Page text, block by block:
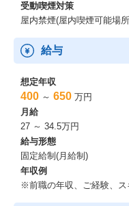
受動喫煙対策
屋内禁煙(屋内喫煙可能場
給与
想定年収
400 ～ 650 万円
月給
27 ～ 34.5万円
給与形態
固定給制(月給制)
年収例
※前職の年収、ご経験、ス